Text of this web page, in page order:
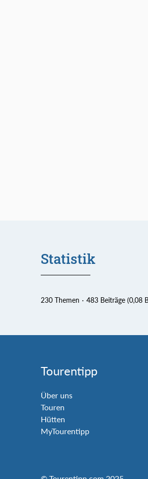
Statistik
230 Themen 483 Beiträge (0,08
Tourentipp
Über uns
Touren
Hütten
MyTourentipp